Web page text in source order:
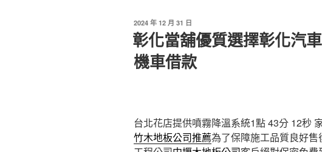
發
佈
於
2024 年 12 月 31 日
彰化當舖優質選擇彰化汽
機車借款
台北花店提供噴霧降溫系統1點 43分 12秒
竹木地板公司推薦為了保障施工品質良好